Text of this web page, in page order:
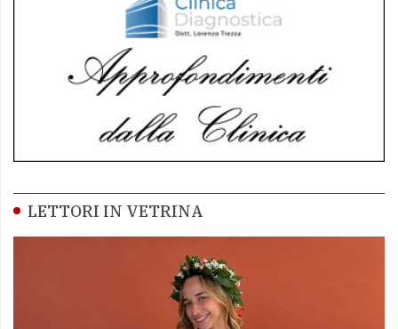
LETTORI IN VETRINA